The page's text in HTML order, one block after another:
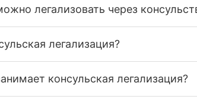
легализовать через
легализация?
консульская легализация?